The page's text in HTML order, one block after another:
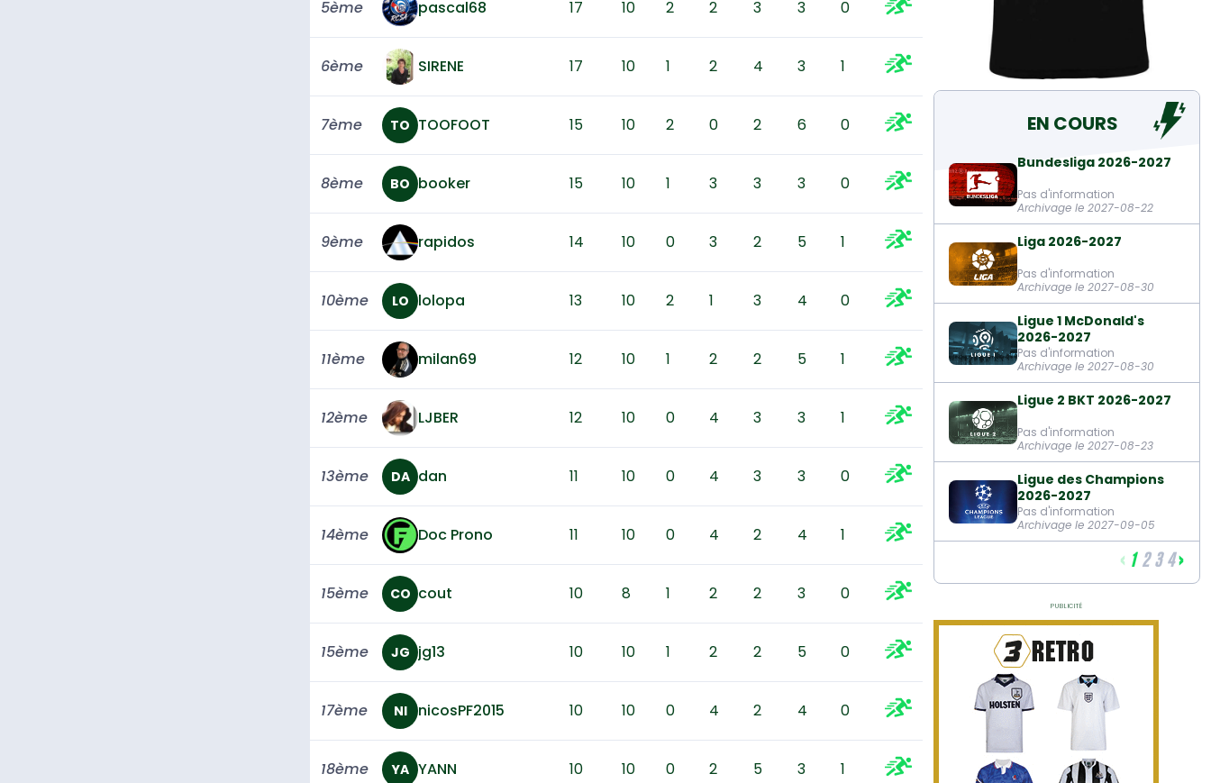
5ème pascal68 17 10 2 2 3 3 0
6ème SIRENE 17 10 1 2 4 3 1
7ème TO TOOFOOT 15 10 2 0 2 6 0
8ème BO booker 15 10 1 3 3 3 0
9ème rapidos 14 10 0 3 2 5 1
10ème LO lolopa 13 10 2 1 3 4 0
11ème milan69 12 10 1 2 2 5 1
12ème LJBER 12 10 0 4 3 3 1
13ème DA dan 11 10 0 4 3 3 0
14ème Doc Prono 11 10 0 4 2 4 1
15ème CO cout 10 8 1 2 2 3 0
15ème JG jg13 10 10 1 2 2 5 0
17ème NI nicosPF2015 10 10 0 4 2 4 0
18ème YA YANN 10 10 0 2 5 3 1
EN COURS
Bundesliga 2026-2027
Pas d'information
Archivage le 2027-08-22
Liga 2026-2027
Pas d'information
Archivage le 2027-08-30
Ligue 1 McDonald's
2026-2027
Pas d'information
Archivage le 2027-08-30
Ligue 2 BKT 2026-2027
Pas d'information
Archivage le 2027-08-23
Ligue des Champions
2026-2027
Pas d'information
Archivage le 2027-09-05
‹ 1 2 3 4 ›
Publicité